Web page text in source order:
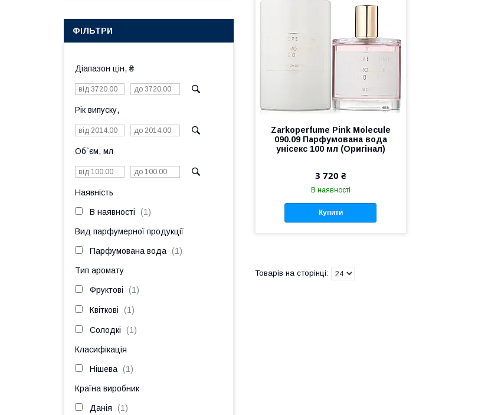
Zarkoperfume Pink Molecule
090.09 Парфумована вода
унісекс 100 мл (Оригінал)
3 720 ₴
В наявності
Купити
ФІЛЬТРИ
Діапазон цін, ₴
Рік випуску,
Об`єм, мл
Наявність
В наявності 1
Вид парфумерної продукції
Парфумована вода 1
Тип аромату
Фруктові 1
Квіткові 1
Солодкі 1
Класифікація
Нішева 1
Країна виробник
Данія 1